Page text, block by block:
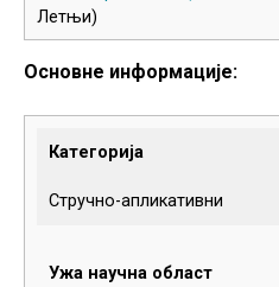
Летњи)
Основне информације:
Категорија
Стручно-апликативни
Ужа научна област